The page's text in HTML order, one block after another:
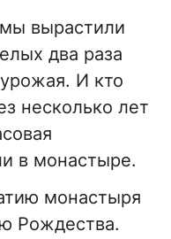
вырастили
два раза
И кто
несколько лет
в монастыре.
монастыря
Рождества.